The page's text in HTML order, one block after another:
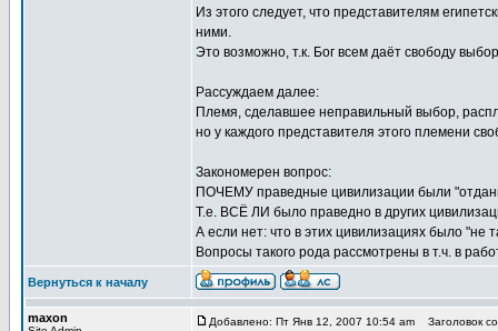
Из этого следует, что представителям
ними.
Это возможно, т.к. Бог всем даёт свободу
Рассуждаем далее:
Племя, сделавшее неправильный выбор,
но у каждого представителя этого племени
Закономерен вопрос:
ПОЧЕМУ праведные цивилизации были
Т.е. ВСЁ ЛИ было праведно в других
А если нет: что в этих цивилизациях было "не
Вопросы такого рода рассмотрены в т.ч. в
Вернуться к началу
maxon Добавлено: Пт Янв 12, 2007 10:54 am Заголовок